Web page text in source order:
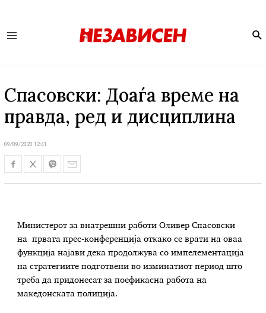
Спасовски: Доаѓа време на
правда, ред и дисциплина
09/09/2020 12:41
Mинистерот за внатрешни работи Оливер Спасовски
на првата прес-конференција откако се врати на оваа
функција најави дека продолжува со импелементација
на стратегиите подготвени во изминатиот период што
треба да придонесат за поефикасна работа на
македонската полиција.